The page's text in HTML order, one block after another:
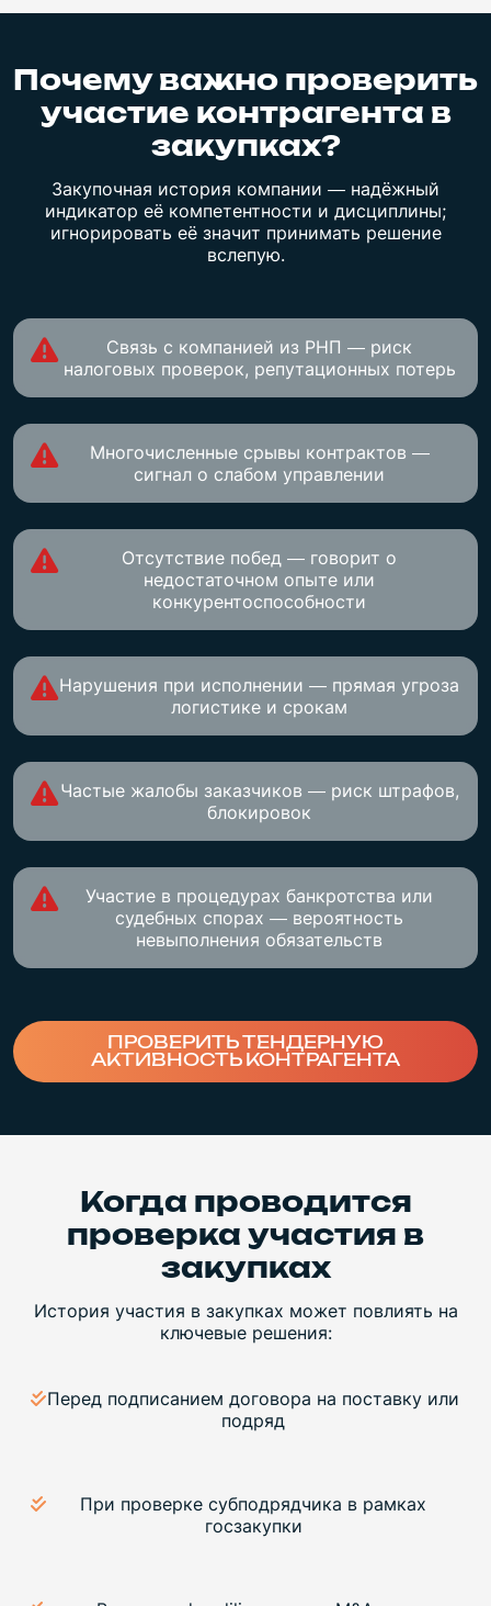
Почему важно проверить
участие контрагента в
закупках?
Закупочная история компании — надёжный
индикатор её компетентности и дисциплины;
игнорировать её значит принимать решение
вслепую.
Связь с компанией из РНП — риск
налоговых проверок, репутационных потерь
Многочисленные срывы контрактов —
сигнал о слабом управлении
Отсутствие побед — говорит о
недостаточном опыте или
конкурентоспособности
Нарушения при исполнении — прямая угроза
логистике и срокам
Частые жалобы заказчиков — риск штрафов,
блокировок
Участие в процедурах банкротства или
судебных спорах — вероятность
невыполнения обязательств
ПРОВЕРИТЬ ТЕНДЕРНУЮ
АКТИВНОСТЬ КОНТРАГЕНТА
Когда проводится
проверка участия в
закупках
История участия в закупках может повлиять на
ключевые решения:
Перед подписанием договора на поставку или
подряд
При проверке субподрядчика в рамках
госзакупки